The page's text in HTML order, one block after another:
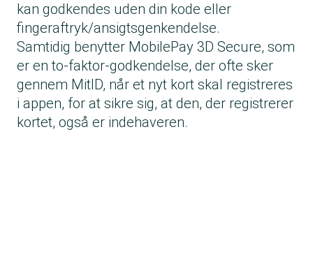
kan godkendes uden din kode eller
fingeraftryk/ansigtsgenkendelse.
Samtidig benytter MobilePay 3D Secure, som
er en to-faktor-godkendelse, der ofte sker
gennem MitID, når et nyt kort skal registreres
i appen, for at sikre sig, at den, der registrerer
kortet, også er indehaveren.